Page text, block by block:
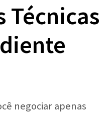
Técnicas
negociar apenas